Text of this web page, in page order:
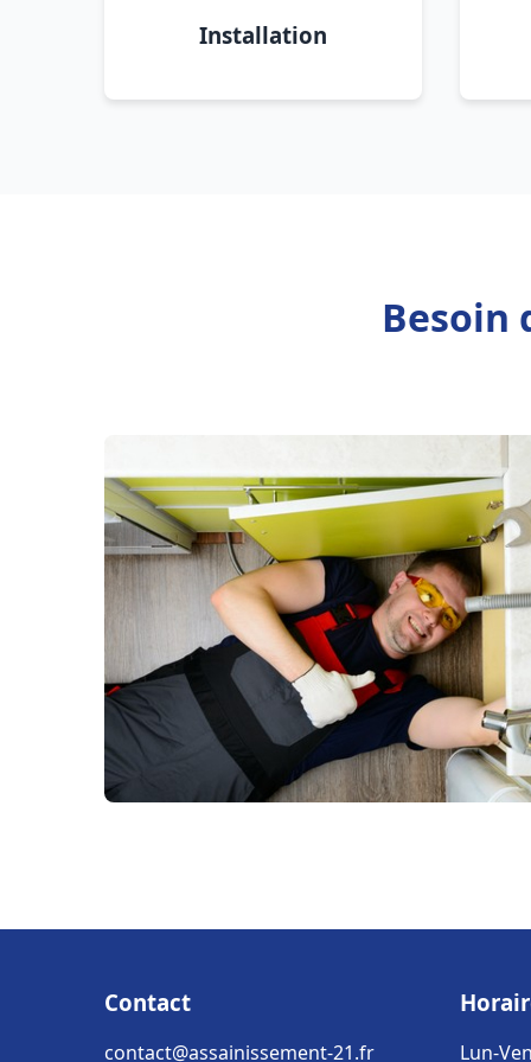
Installation
Besoin
Contact
contact@assainissement-21.fr Lun-